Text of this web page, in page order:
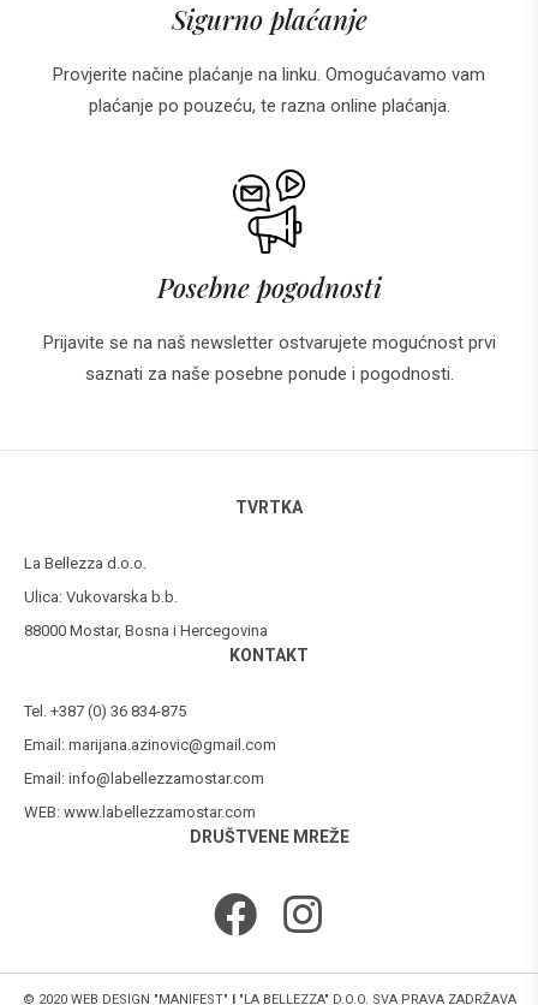
Sigurno plaćanje
Provjerite načine plaćanje na linku. Omogućavamo vam
plaćanje po pouzeću, te razna online plaćanja.
Posebne pogodnosti
Prijavite se na naš newsletter ostvarujete mogućnost prvi
saznati za naše posebne ponude i pogodnosti.
TVRTKA
La Bellezza d.o.o.
Ulica: Vukovarska b.b.
88000 Mostar, Bosna i Hercegovina
KONTAKT
Tel. +387 (0) 36 834-875
Email: marijana.azinovic@gmail.com
Email: info@labellezzamostar.com
WEB: www.labellezzamostar.com
DRUŠTVENE MREŽE
© 2020 WEB DESIGN "MANIFEST" "LA BELLEZZA" D.O.O. SVA PRAVA ZADRŽAVA